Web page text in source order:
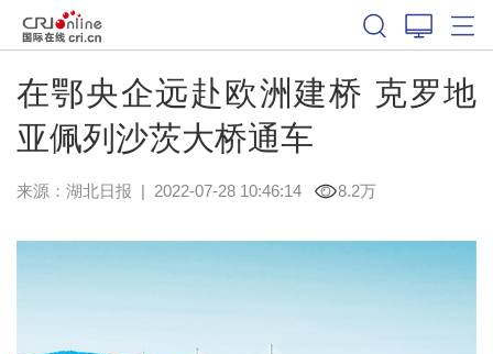
在鄂央企远赴欧洲建桥 克罗地
亚佩列沙茨大桥通车
来源： 湖北日报 | 2022-07-28 10:46:14 8.2万